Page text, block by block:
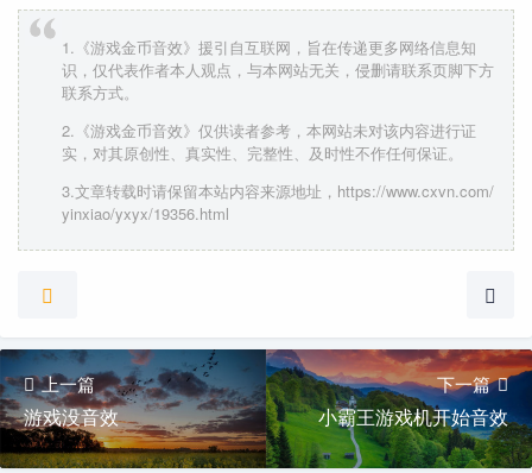
1.《游戏金币音效》援引自互联网，旨在传递更多网络信息知
识，仅代表作者本人观点，与本网站无关，侵删请联系页脚下方
联系方式。
2.《游戏金币音效》仅供读者参考，本网站未对该内容进行证
实，对其原创性、真实性、完整性、及时性不作任何保证。
3.文章转载时请保留本站内容来源地址，https://www.cxvn.com/
yinxiao/yxyx/19356.html
上一篇
游戏没音效
下一篇
小霸王游戏机开始音效